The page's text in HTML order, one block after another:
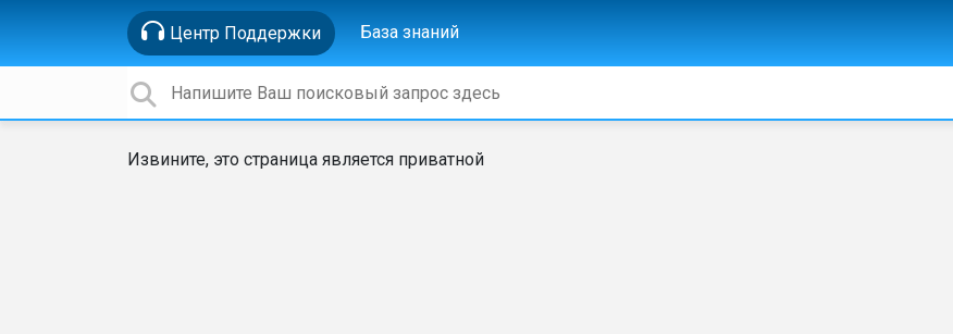
Центр Поддержки База знаний
Извините, это страница является приватной